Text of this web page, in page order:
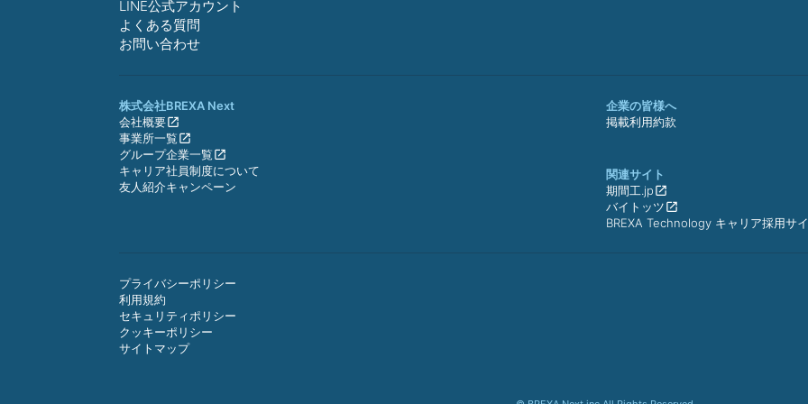
LINE公式アカウント
よくある質問
お問い合わせ
株式会社BREXA Next
会社概要
事業所一覧
グループ企業一覧
キャリア社員制度について
友人紹介キャンペーン
企業の皆様へ
掲載利用約款
関連サイト
期間工.jp
バイトッツ
BREXA Technology キャリア採用サ
プライバシーポリシー
利用規約
セキュリティポリシー
クッキーポリシー
サイトマップ